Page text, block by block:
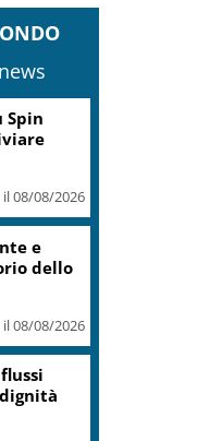
Spin
il 08/08/2026
e
dello
il 08/08/2026